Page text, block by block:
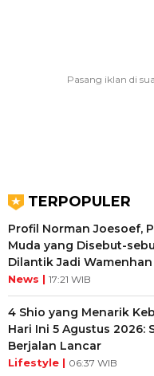
TERPOPULER
Profil Norman Joesoef,
Muda yang Disebut-
Dilantik Jadi Wamenhan
News | 17:21 WIB
4 Shio yang Menarik
Hari Ini 5 Agustus 2026:
Berjalan Lancar
Lifestyle | 06:37 WIB